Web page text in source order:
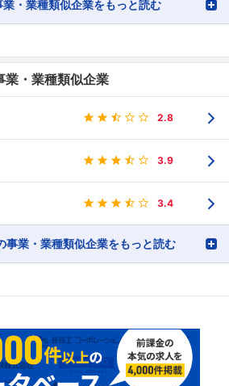
業・業種類似企業をもっと読む
・業種類似企業
2.8
3.9
3.4
事業・業種類似企業をもっと読む